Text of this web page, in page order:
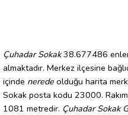
Çuhadar Sokak38.677486
almaktadır. Merkez ilçesine
içinde nerede olduğu harita
Sokak posta kodu 23000.
1081 metredir. Çuhadar Sokak